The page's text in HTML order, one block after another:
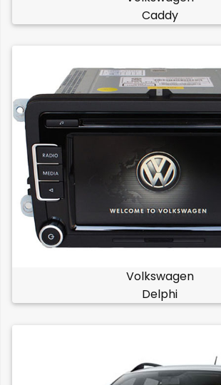
Caddy
Volkswagen
Delphi